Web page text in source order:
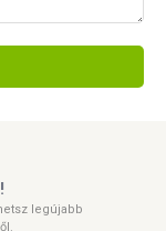
legújabb